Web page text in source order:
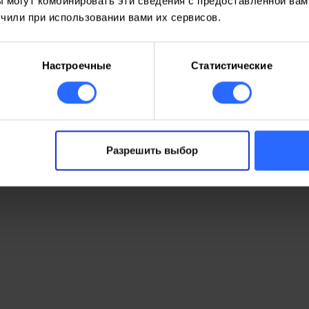
при использовании вами их сервисов.
Настроечные Статистические
Разрешить выбор